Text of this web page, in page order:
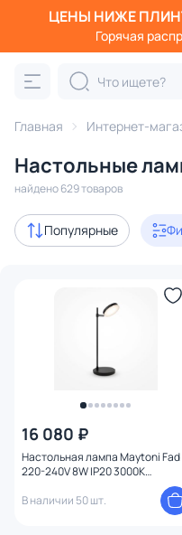
ЦЕНЫ НИЖЕ
Горячая
Главная Интернет-
Настольные
найдено 629 товаров
Популярные
16 080 ₽
Настольная лампа Maytoni Fad
220-240V 8W IP20 3000K
В наличии 50 шт.
Категория:
светодиодные
Акции 52
Дизайнерский свет 128
Доставка
Цена
От